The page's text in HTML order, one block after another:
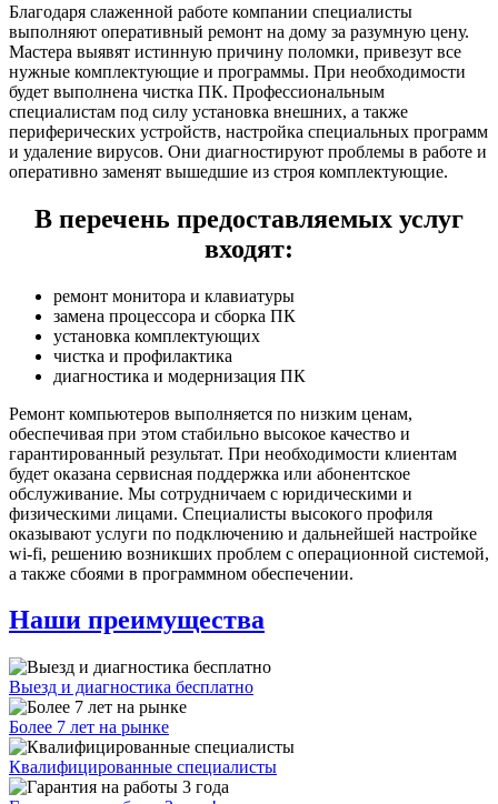
Благодаря слаженной работе компании специалисты
выполняют оперативный ремонт на дому за разумную цену.
Мастера выявят истинную причину поломки, привезут все
нужные комплектующие и программы. При необходимости
будет выполнена чистка ПК. Профессиональным
специалистам под силу установка внешних, а также
периферических устройств, настройка специальных программ
и удаление вирусов. Они диагностируют проблемы в работе и
оперативно заменят вышедшие из строя комплектующие.
В перечень предоставляемых услуг
входят:
ремонт монитора и клавиатуры
замена процессора и сборка ПК
установка комплектующих
чистка и профилактика
диагностика и модернизация ПК
Ремонт компьютеров выполняется по низким ценам,
обеспечивая при этом стабильно высокое качество и
гарантированный результат. При необходимости клиентам
будет оказана сервисная поддержка или абонентское
обслуживание. Мы сотрудничаем с юридическими и
физическими лицами. Специалисты высокого профиля
оказывают услуги по подключению и дальнейшей настройке
wi-fi, решению возникших проблем с операционной системой,
а также сбоями в программном обеспечении.
Наши преимущества
Выезд и диагностика бесплатно
Более 7 лет на рынке
Квалифицированные специалисты